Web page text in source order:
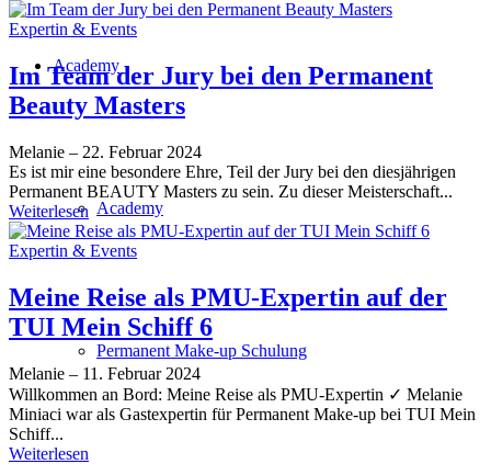
Academy
Academy
Permanent Make-up Schulung
Expertin & Events
Im Team der Jury bei den Permanent
Beauty Masters
Melanie – 22. Februar 2024
Es ist mir eine besondere Ehre, Teil der Jury bei den diesjährigen
Permanent BEAUTY Masters zu sein. Zu dieser Meisterschaft...
Weiterlesen
Expertin & Events
Meine Reise als PMU-Expertin auf der
TUI Mein Schiff 6
Melanie – 11. Februar 2024
Willkommen an Bord: Meine Reise als PMU-Expertin ✓ Melanie
Miniaci war als Gastexpertin für Permanent Make-up bei TUI Mein
Schiff...
Weiterlesen